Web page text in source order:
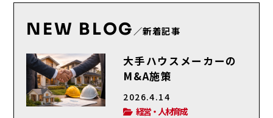
NEW BLOG／新着記事
大手ハウスメーカーの
M&A施策
2026.4.14
経営・人材育成